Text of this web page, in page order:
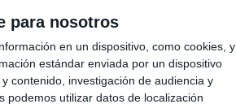
para nosotros
en un dispositivo, como cookies, y
estándar enviada por un dispositivo
contenido, investigación de audiencia y
podemos utilizar datos de localización